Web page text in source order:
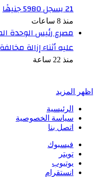
21 يسجل 5980 جنيهًا
منذ 8 ساعات
مصرع رئيس الوحدة
عليه أثناء إزالة
منذ 22 ساعة
اظهر المزيد
الرئيسية
سياسة الخصوصية
اتصل بنا
فيسبوك
تويتر
يوتيوب
انستقرام